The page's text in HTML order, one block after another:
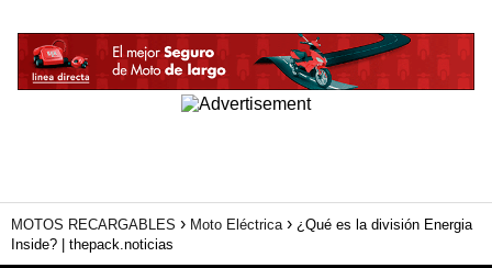
MOTOS RECARGABLES Moto Eléctrica
¿Qué es la división Energia
Inside? | thepack.noticias